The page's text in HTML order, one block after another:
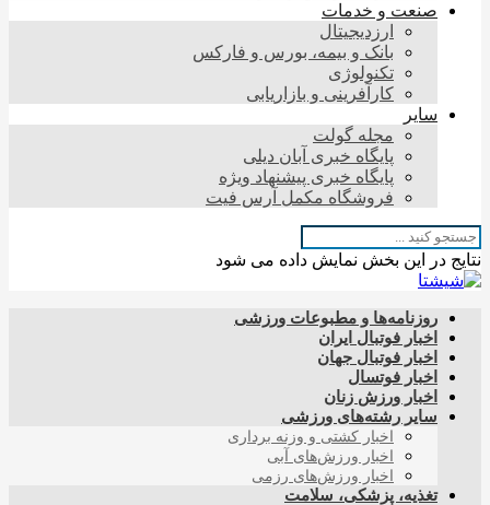
صنعت و خدمات
ارزدیجیتال
بانک و بیمه، بورس و فارکس
تکنولوژی
کارآفرینی و بازاریابی
سایر
مجله گولت
پایگاه خبری آبان دیلی
پایگاه خبری پیشنهاد ویژه
فروشگاه مکمل آرس فیت
نتایج در این بخش نمایش داده می شود
روزنامه‌ها و مطبوعات ورزشی
اخبار فوتبال ایران
اخبار فوتبال جهان
اخبار فوتسال
اخبار ورزش زنان
سایر رشته‌های ورزشی
اخبار کشتی و وزنه برداری
اخبار ورزش‌های آبی
اخبار ورزش‌های رزمی
تغذیه، پزشکی، سلامت